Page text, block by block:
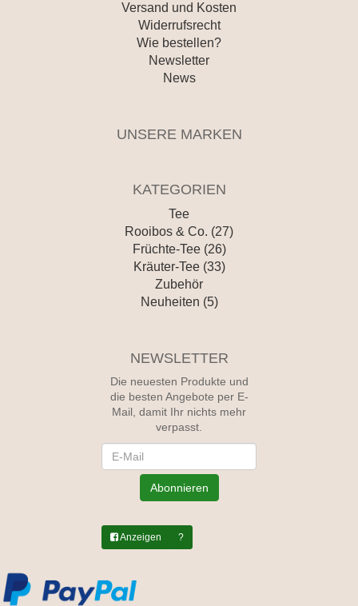
Versand und Kosten
Widerrufsrecht
Wie bestellen?
Newsletter
News
UNSERE MARKEN
KATEGORIEN
Tee
Rooibos & Co. (27)
Früchte-Tee (26)
Kräuter-Tee (33)
Zubehör
Neuheiten (5)
NEWSLETTER
Die neuesten Produkte und
die besten Angebote per E-
Mail, damit Ihr nichts mehr
verpasst.
Abonnieren
Anzeigen ?